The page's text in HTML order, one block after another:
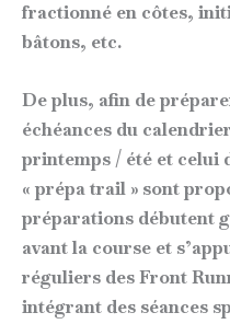
fractionné en côtes,
bâtons, etc.
De plus, afin de
échéances du
printemps / été et celui
« prépa trail » sont
préparations débutent
avant la course et
réguliers des Front
intégrant des séances